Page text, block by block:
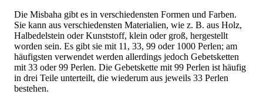
Die Misbaha gibt es in verschiedensten Formen und Farben.
Sie kann aus verschiedensten Materialien, wie z. B. aus Holz,
Halbedelstein oder Kunststoff, klein oder groß, hergestellt
worden sein. Es gibt sie mit 11, 33, 99 oder 1000 Perlen; am
häufigsten verwendet werden allerdings jedoch Gebetsketten
mit 33 oder 99 Perlen. Die Gebetskette mit 99 Perlen ist häufig
in drei Teile unterteilt, die wiederum aus jeweils 33 Perlen
bestehen.